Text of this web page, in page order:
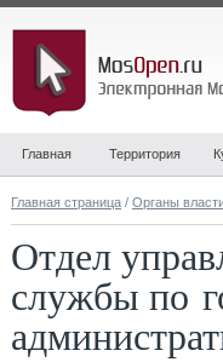
Главная Территория
Главная страница / Органы
Отдел
службы по